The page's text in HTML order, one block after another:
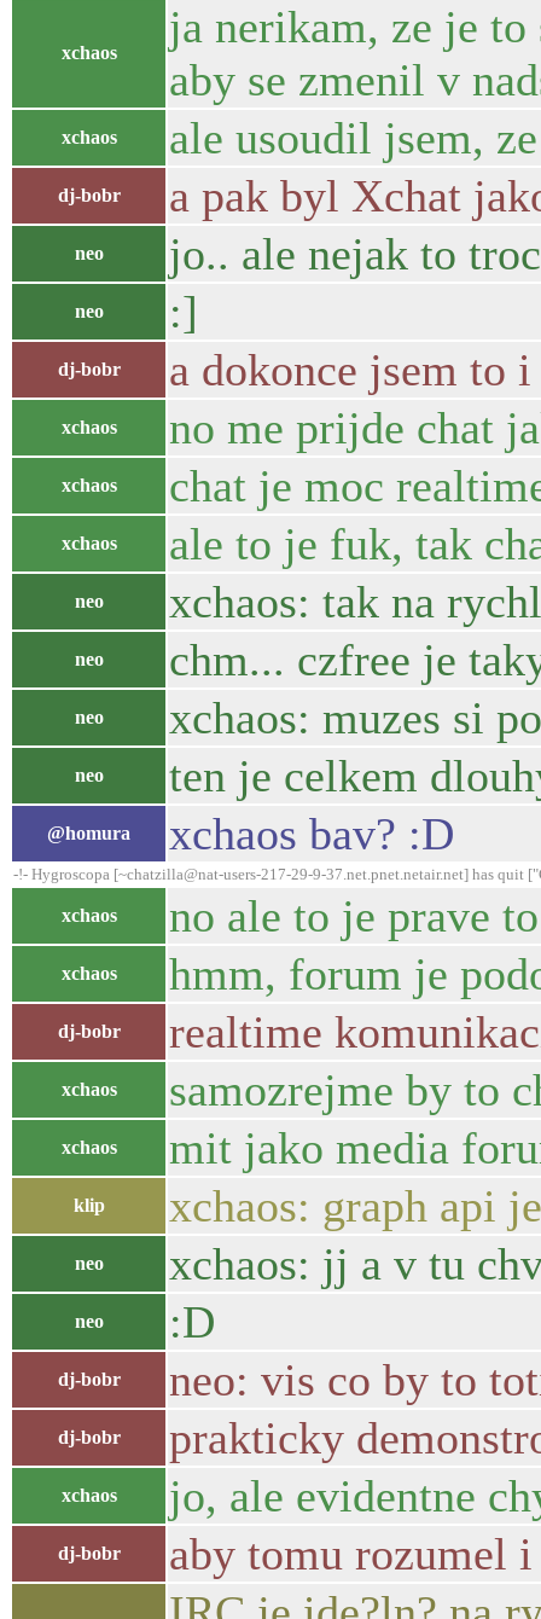
xchaos
ja nerikam, ze je
aby se zmenil v
xchaos ale usoudil jsem,
dj-bobr a pak byl Xchat
neo jo.. ale nejak to
neo :]
dj-bobr a dokonce jsem to
xchaos no me prijde chat
xchaos chat je moc
xchaos ale to je fuk, tak
neo xchaos: tak na
neo chm... czfree je
neo xchaos: muzes si
neo ten je celkem
@homura xchaos bav? :D
-!- Hygroscopa [~chatzilla@nat-users-217-29-9-37.net.pnet.netair.net] has
xchaos no ale to je prave
xchaos hmm, forum je
dj-bobr realtime
xchaos samozrejme by to
xchaos mit jako media
klip xchaos: graph api
neo xchaos: jj a v tu
neo :D
dj-bobr neo: vis co by to
dj-bobr prakticky
xchaos jo, ale evidentne
dj-bobr
aby tomu rozumel